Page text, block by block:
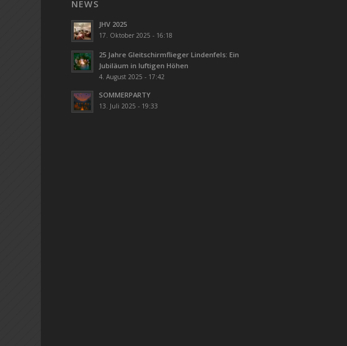
NEWS
JHV 2025
17. Oktober 2025 - 16:18
25 Jahre Gleitschirmflieger Lindenfels: Ein
Jubiläum in luftigen Höhen
4. August 2025 - 17:42
SOMMERPARTY
13. Juli 2025 - 19:33